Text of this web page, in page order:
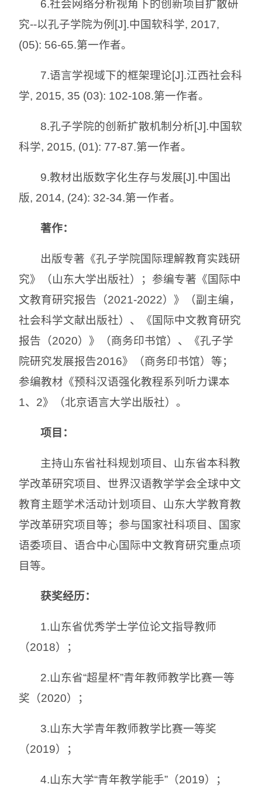
6.社会网络分析视角下的创新项目扩散研
究--以孔子学院为例[J].中国软科学, 2017,
(05): 56-65.第一作者。
7.语言学视域下的框架理论[J].江西社会科
学, 2015, 35 (03): 102-108.第一作者。
8.孔子学院的创新扩散机制分析[J].中国软
科学, 2015, (01): 77-87.第一作者。
9.教材出版数字化生存与发展[J].中国出
版, 2014, (24): 32-34.第一作者。
著作：
出版专著《孔子学院国际理解教育实践研
究》（山东大学出版社）；参编专著《国际中
文教育研究报告（2021-2022）》（副主编，
社会科学文献出版社）、《国际中文教育研究
报告（2020）》（商务印书馆）、《孔子学
院研究发展报告2016》（商务印书馆）等；
参编教材《预科汉语强化教程系列听力课本
1、2》（北京语言大学出版社）。
项目：
主持山东省社科规划项目、山东省本科教
学改革研究项目、世界汉语教学学会全球中文
教育主题学术活动计划项目、山东大学教育教
学改革研究项目等；参与国家社科项目、国家
语委项目、语合中心国际中文教育研究重点项
目等。
获奖经历：
1.山东省优秀学士学位论文指导教师
（2018）；
2.山东省“超星杯”青年教师教学比赛一等
奖（2020）；
3.山东大学青年教师教学比赛一等奖
（2019）；
4.山东大学“青年教学能手”（2019）；